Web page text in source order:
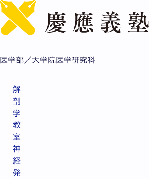
医学部／大学院医学研究科
教室・講座
基礎系
解
剖
学
教
室
神
経
発